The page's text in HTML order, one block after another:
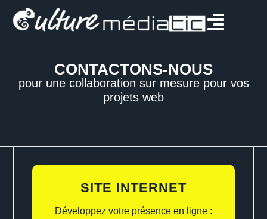
CONTACTONS-NOUS
pour une collaboration sur mesure pour vos
projets web
SITE INTERNET
Développez votre présence en ligne :